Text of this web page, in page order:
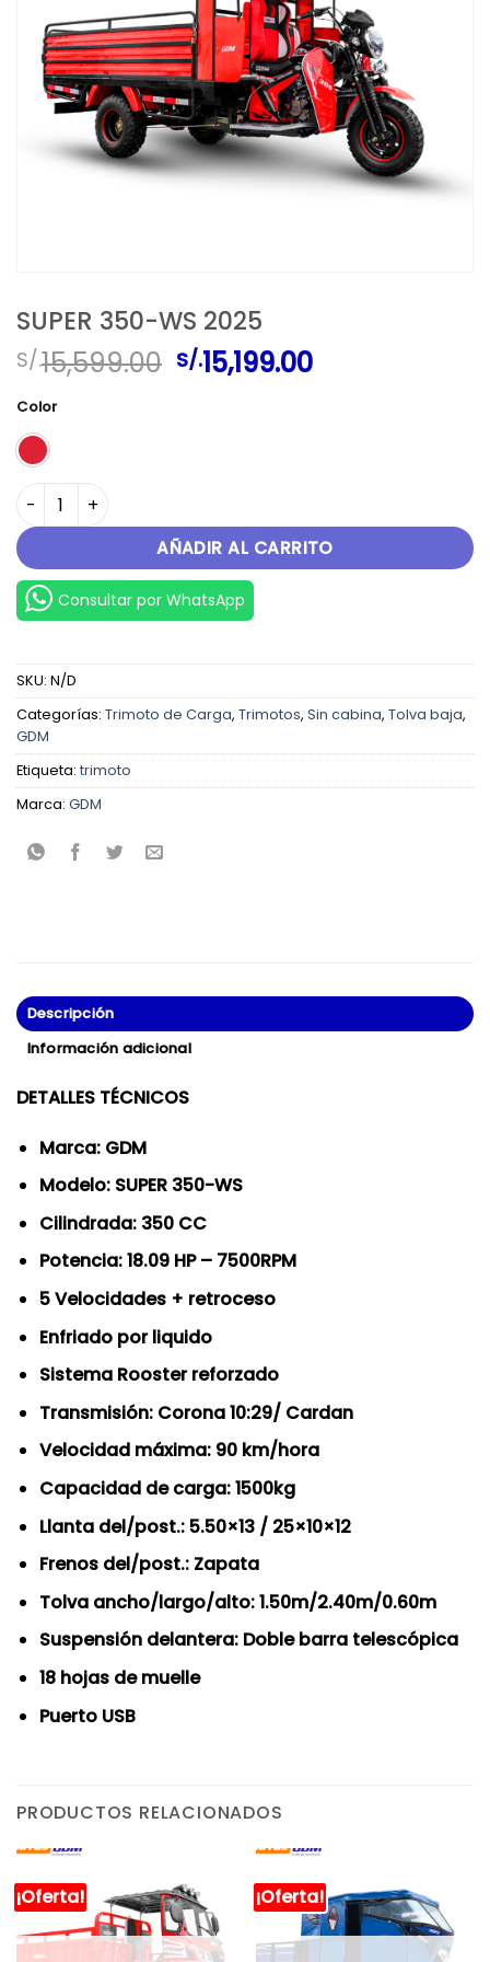
SUPER 350-WS 2025
S/.15,599.00 El
precio
S/.15,199.00El
Color
SUPER 350-WS 2025 cantidad
AÑADIR AL CARRITO
Consultar por WhatsApp
SKU: N/D
Categorías: Trimoto de Carga, Trimotos, Sin cabina, Tolva baja,
GDM
Etiqueta: trimoto
Marca: GDM
Descripción
Información adicional
DETALLES TÉCNICOS
Marca: GDM
Modelo: SUPER 350-WS
Cilindrada: 350 CC
Potencia: 18.09 HP – 7500RPM
5 Velocidades + retroceso
Enfriado por liquido
Sistema Rooster reforzado
Transmisión: Corona 10:29/ Cardan
Velocidad máxima: 90 km/hora
Capacidad de carga: 1500kg
Llanta del/post.: 5.50×13 / 25×10×12
Frenos del/post.: Zapata
Tolva ancho/largo/alto: 1.50m/2.40m/0.60m
Suspensión delantera: Doble barra telescópica
18 hojas de muelle
Puerto USB
PRODUCTOS RELACIONADOS
¡Oferta! ¡Oferta!